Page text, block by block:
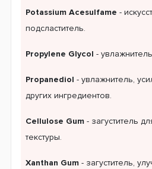
Potassium Acesulfame -
подсластитель.
Propylene Glycol -
Propanediol - увлажнитель,
других ингредиентов.
Cellulose Gum - загуститель
текстуры.
Xanthan Gum - загуститель,